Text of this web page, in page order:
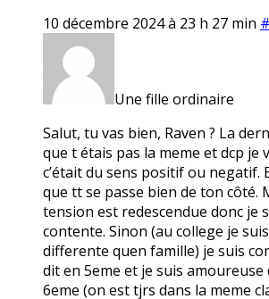
10 décembre 2024 à 23 h 27 min
Une fille ordinaire
Salut, tu vas bien, Raven ? La
que t étais pas la meme et dcp je
c’était du sens positif ou negatif.
que tt se passe bien de ton côté.
tension est redescendue donc je
contente. Sinon (au college je
differente quen famille) je suis
dit en 5eme et je suis
6eme (on est tjrs dans la meme